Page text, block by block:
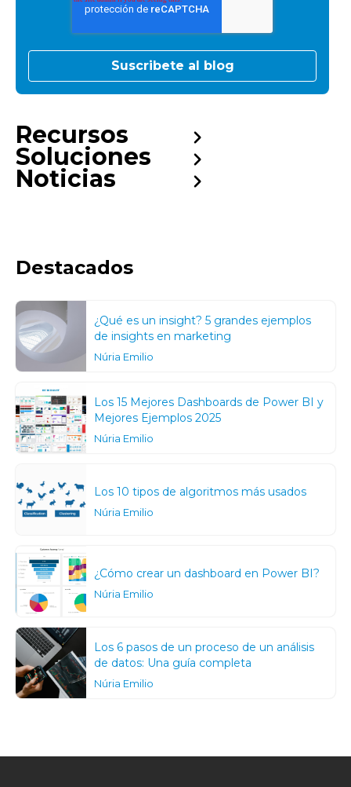
Recursos
Soluciones
Noticias
Destacados
¿Qué es un insight? 5 grandes ejemplos
de insights en marketing
Núria Emilio
Los 15 Mejores Dashboards de Power BI y
Mejores Ejemplos 2025
Núria Emilio
Los 10 tipos de algoritmos más usados
Núria Emilio
¿Cómo crear un dashboard en Power BI?
Núria Emilio
Los 6 pasos de un proceso de un análisis
de datos: Una guía completa
Núria Emilio